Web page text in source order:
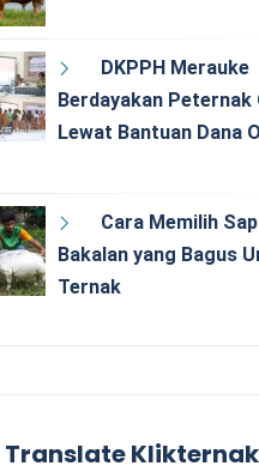
DKPPH Merauke
Berdayakan Peternak
Lewat Bantuan Dana
Cara Memilih
Bakalan yang Bagus
Ternak
Translate Klikternak